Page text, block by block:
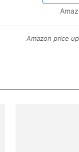
Amazon price